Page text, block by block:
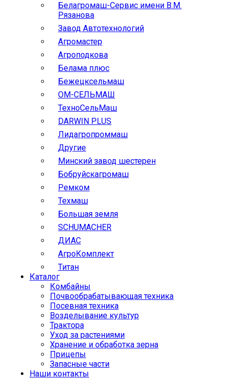
Белагромаш-Сервис имени В.М.
Рязанова
Завод Автотехнологий
Агромастер
Агроподкова
Белама плюс
Бежецксельмаш
ОМ-СЕЛЬМАШ
ТехноСельМаш
DARWIN PLUS
Лидагропроммаш
Другие
Минский завод шестерен
Бобруйскагромаш
Ремком
Техмаш
Большая земля
SCHUMACHER
ДИАС
АгроКомплект
Титан
Каталог
Комбайны
Почвообрабатывающая техника
Посевная техника
Возделывание культур
Трактора
Уход за растениями
Хранение и обработка зерна
Прицепы
Запасные части
Наши контакты